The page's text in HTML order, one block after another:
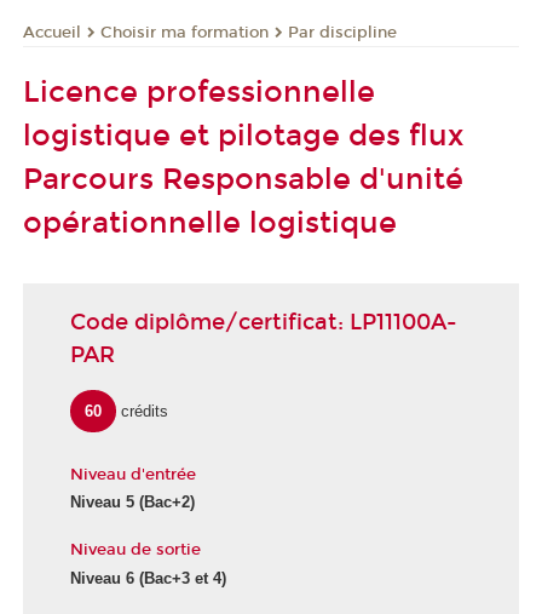
Accueil Choisir ma formation Par discipline
Licence professionnelle
logistique et pilotage des flux
Parcours Responsable d'unité
opérationnelle logistique
Code diplôme/certificat: LP11100A-
PAR
60 crédits
Niveau d'entrée
Niveau 5 (Bac+2)
Niveau de sortie
Niveau 6 (Bac+3 et 4)